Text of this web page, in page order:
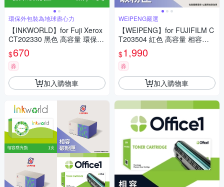
環保外包裝為地球盡心力
【INKWORLD】for Fuji Xerox
CT202330 黑色 高容量 環保碳
粉匣(適用DocuPrint P225d/M2
25dw/M225z/P265dw)
$670
券
加入購物車
WEIPENG嚴選
【WEIPENG】for FUJIFILM C
T203504 紅色 高容量 相容碳
粉匣(適用ApeosPrint C325dw/
Apeos C325dw/C325z)
$1,990
券
加入購物車